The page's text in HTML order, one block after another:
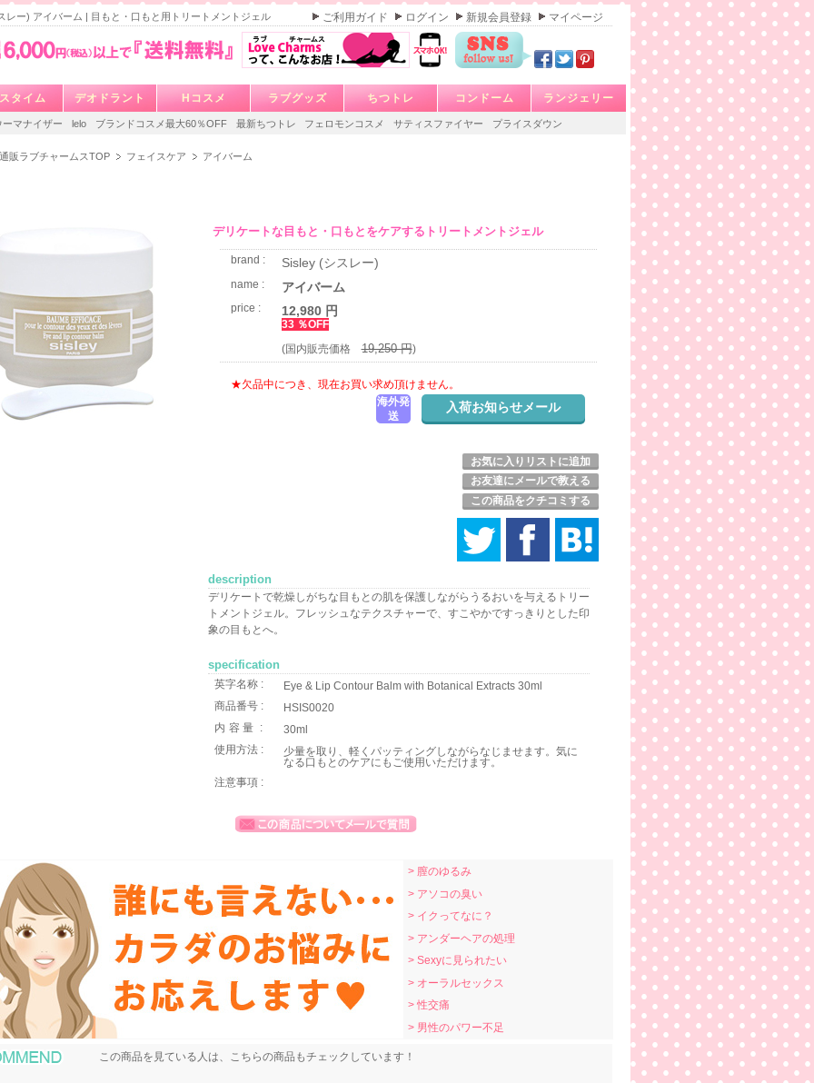
レー) アイバーム | 目もと・口もと用トリートメントジェル ご利用ガイド ログイン 新規会員登録 マイページ
タイム デオドラント Hコスメ ラブグッズ ちつトレ コンドーム ランジェリー
ーマナイザー lelo ブランドコスメ最大60％OFF 最新ちつトレ フェロモンコスメ サティスファイヤー プライスダウン
販ラブチャームスTOP フェイスケア アイバーム
デリケートな目もと・口もとをケアするトリートメントジェル
brand : Sisley (シスレー)
name : アイバーム
price : 12,980 円
33 ％OFF
(国内販売価格19,250 円)
★欠品中につき、現在お買い求め頂けません。
海外発
送
お気に入りリストに追加
お友達にメールで教える
この商品をクチコミする
description
デリケートで乾燥しがちな目もとの肌を保護しながらうるおいを与えるトリー
トメントジェル。フレッシュなテクスチャーで、すこやかですっきりとした印
象の目もとへ。
specification
英字名称 :
Eye & Lip Contour Balm with Botanical Extracts 30ml
商品番号 :
HSIS0020
内容量 :
30ml
使用方法 :
少量を取り、軽くパッティングしながらなじませます。気に
なる口もとのケアにもご使用いただけます。
注意事項 :
> 膣のゆるみ
> アソコの臭い
> イクってなに？
> アンダーヘアの処理
> Sexyに見られたい
> オーラルセックス
> 性交痛
> 男性のパワー不足
おすすめ商品
この商品を見ている人は、こちらの商品もチェックしています！